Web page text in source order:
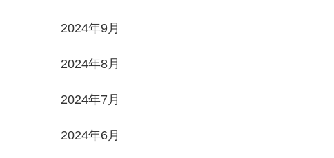
2024年9月
2024年8月
2024年7月
2024年6月